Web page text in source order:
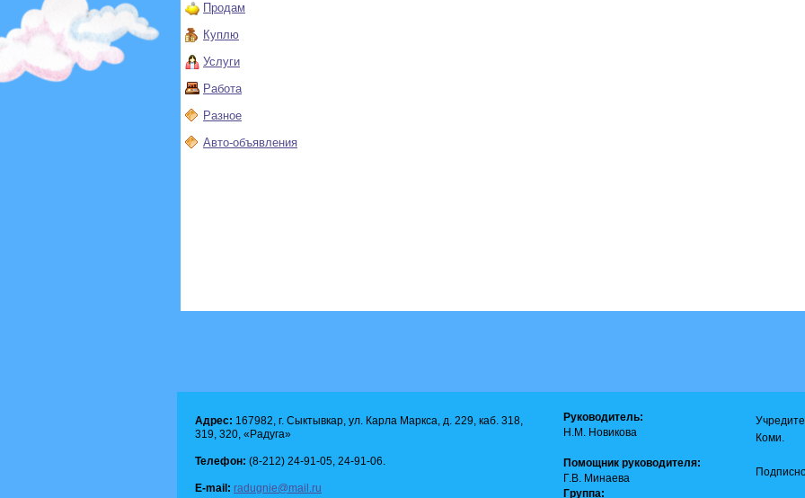
Продам
Куплю
Услуги
Работа
Разное
Авто-объявления
Адрес: 167982, г. Сыктывкар, ул. Карла Маркса, д. 229, каб. 318,
319, 320, «Радуга»
Телефон: (8-212) 24-91-05, 24-91-06.
E-mail: radugnie@mail.ru
Руководитель:
Н.М. Новикова
Помощник руководителя:
Г.В. Минаева
Группа:
Коми.